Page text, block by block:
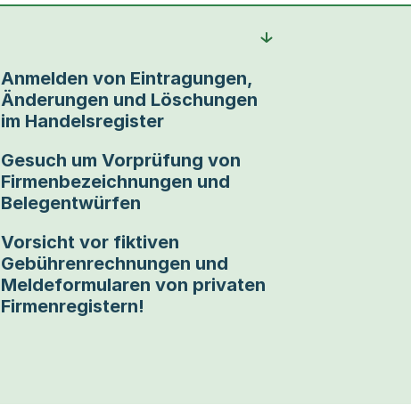
Anmelden von Eintragungen,
Änderungen und Löschungen
im Handelsregister
Gesuch um Vorprüfung von
Firmenbezeichnungen und
Belegentwürfen
Vorsicht vor fiktiven
Gebührenrechnungen und
Meldeformularen von privaten
Firmenregistern!